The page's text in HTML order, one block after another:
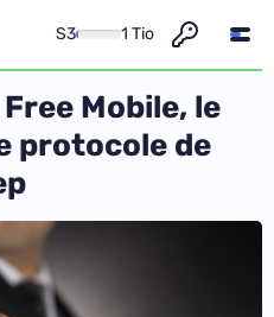
S3 1 Tio
Mobile, le
protocole de